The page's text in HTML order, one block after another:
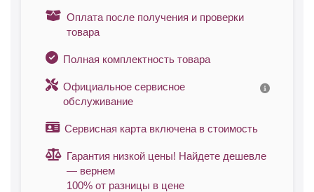
Оплата после получения и проверки
товара
Полная комплектность товара
Официальное сервисное
обслуживание
Сервисная карта включена в стоимость
Гарантия низкой цены! Найдете дешевле
— вернем
100% от разницы в цене